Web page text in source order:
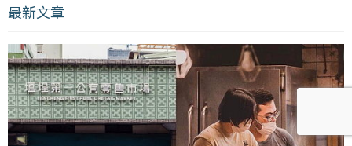
最新文章